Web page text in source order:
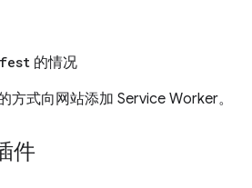
的情况
方式向网站添加 Service Worker。
件